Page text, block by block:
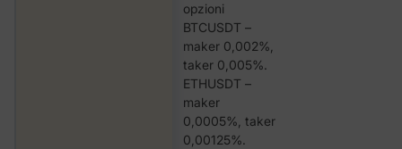
opzioni
BTCUSDT –
maker 0,002%,
taker 0,005%.
ETHUSDT –
maker
0,0005%, taker
0,00125%.